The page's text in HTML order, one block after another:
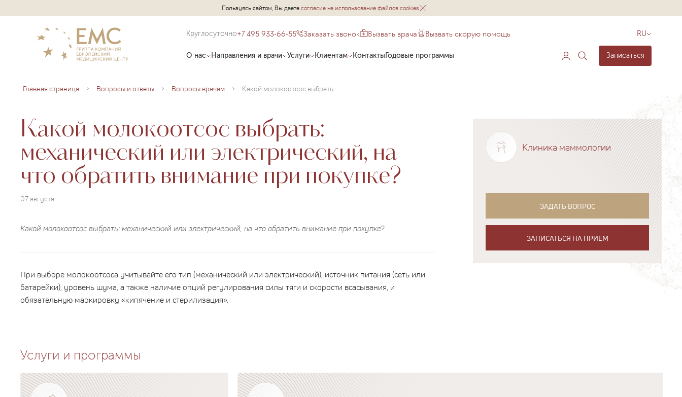
Пользуясь сайтом, Вы даетесогласие на использование файлов cookies
Круглосуточно+7 495 933-66-55 Заказать звонок Вызвать врача Вызвать скорую помощь RU
О нас Направления и врачи Услуги Клиентам КонтактыГодовые программы Записаться
Главная страница Вопросы и ответы Вопросы врачам Какой молокоотсос выбрать: механический или электрический, на что обратить внимание при покупке?
Какой молокоотсос выбрать:
механический или электрический, на
что обратить внимание при покупке?
07 августа
Какой молокоотсос выбрать: механический или электрический, на что обратить внимание при покупке?
При выборе молокоотсоса учитывайте его тип (механический или электрический), источник питания (сеть или
батарейки), уровень шума, а также наличие опций регулирования силы тяги и скорости всасывания, и
обязательную маркировку «кипячение и стерилизация».
Клиника маммологии
ЗАДАТЬ ВОПРОС
ЗАПИСАТЬСЯ НА ПРИЕМ
Услуги и программы